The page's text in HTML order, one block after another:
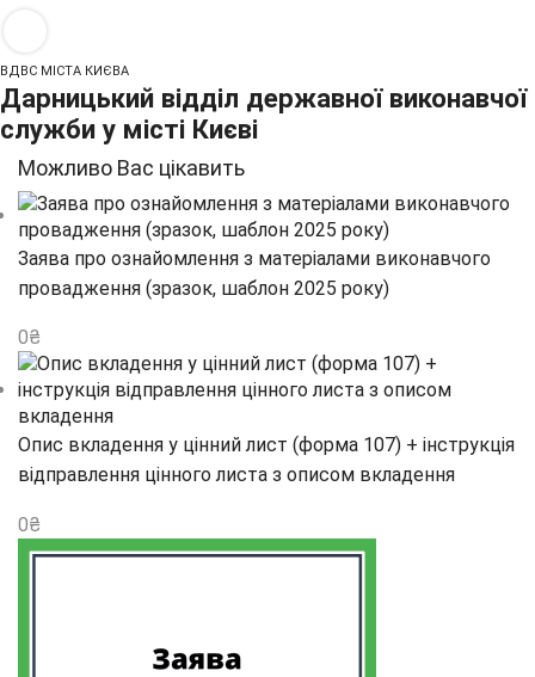
ВДВС МІСТА КИЄВА
Дарницький відділ державної виконавчої
служби у місті Києві
Можливо Вас цікавить
Заява про ознайомлення з матеріалами виконавчого
провадження (зразок, шаблон 2025 року)
0₴
Опис вкладення у цінний лист (форма 107) + інструкція
відправлення цінного листа з описом вкладення
0₴